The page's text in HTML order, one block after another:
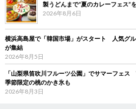
製うどんまで“夏のカレーフェス”
2026年8月6日
横浜高島屋で「韓国市場」がスタート 人気グ
が集結
2026年8月5日
「山梨県笛吹川フルーツ公園」でサマーフェス
季節限定の桃のかき氷も
2026年8月3日